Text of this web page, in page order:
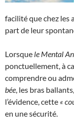
facilité que chez les
part de leur
Lorsque le Mental
ponctuellement, à
comprendre ou
bée , les bras
l’évidence, cette «
en une sécurité.